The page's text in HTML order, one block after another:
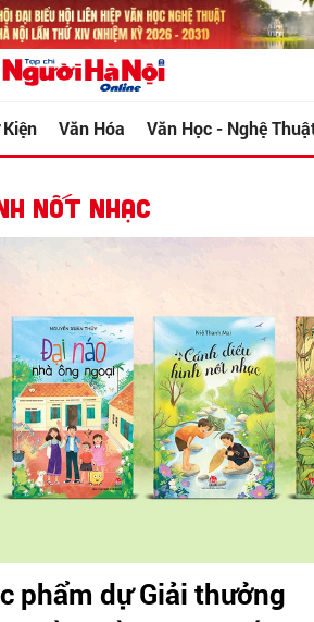
Văn Hóa Văn Học - Nghệ
NỐT NHẠC
phẩm dự Giải thưởng